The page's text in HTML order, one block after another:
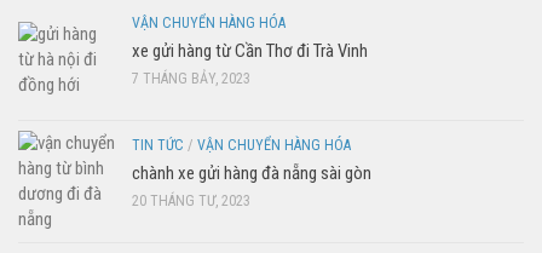
VẬN CHUYỂN HÀNG HÓA
xe gửi hàng từ Cần Thơ đi Trà Vinh
7 THÁNG BẢY, 2023
TIN TỨC / VẬN CHUYỂN HÀNG HÓA
chành xe gửi hàng đà nẵng sài gòn
20 THÁNG TƯ, 2023